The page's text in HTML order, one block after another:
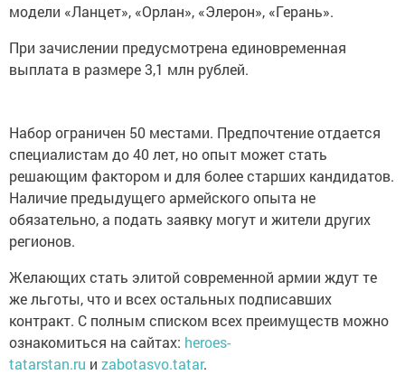
модели «Ланцет», «Орлан», «Элерон», «Герань».
При зачислении предусмотрена единовременная
выплата в размере 3,1 млн рублей.
Набор ограничен 50 местами. Предпочтение отдается
специалистам до 40 лет, но опыт может стать
решающим фактором и для более старших кандидатов.
Наличие предыдущего армейского опыта не
обязательно, а подать заявку могут и жители других
регионов.
Желающих стать элитой современной армии ждут те
же льготы, что и всех остальных подписавших
контракт. С полным списком всех преимуществ можно
ознакомиться на сайтах: heroes-
tatarstan.ru и zabotasvo.tatar.